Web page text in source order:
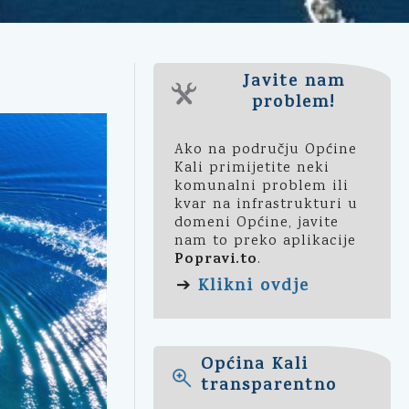
Javite nam
problem!
Ako na području Općine
Kali primijetite neki
komunalni problem ili
kvar na infrastrukturi u
domeni Općine, javite
nam to preko aplikacije
Popravi.to.
➔ Klikni ovdje
Općina Kali
transparentno